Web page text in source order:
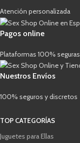
Atención personalizada
Pagos online
Plataformas 100% seguras
Nuestros Envíos
100% seguros y discretos
TOP CATEGORÍAS
Juguetes para Ellas